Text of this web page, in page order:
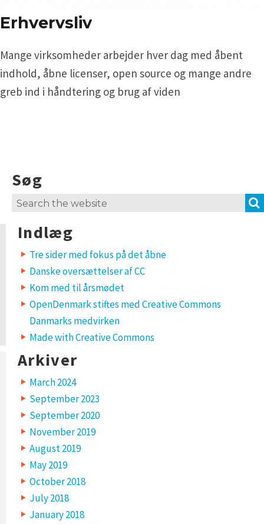
Erhvervsliv
Mange virksomheder arbejder hver dag med åbent
indhold, åbne licenser, open source og mange andre
greb ind i håndtering og brug af viden
Søg
Search
Indlæg
Tre sider med fokus på det åbne
Danske oversættelser af CC
Kom med til årsmødet
OpenDenmark stiftes med Creative Commons
Danmarks medvirken
Made with Creative Commons
Arkiver
March 2024
September 2023
September 2020
November 2019
August 2019
May 2019
October 2018
July 2018
January 2018